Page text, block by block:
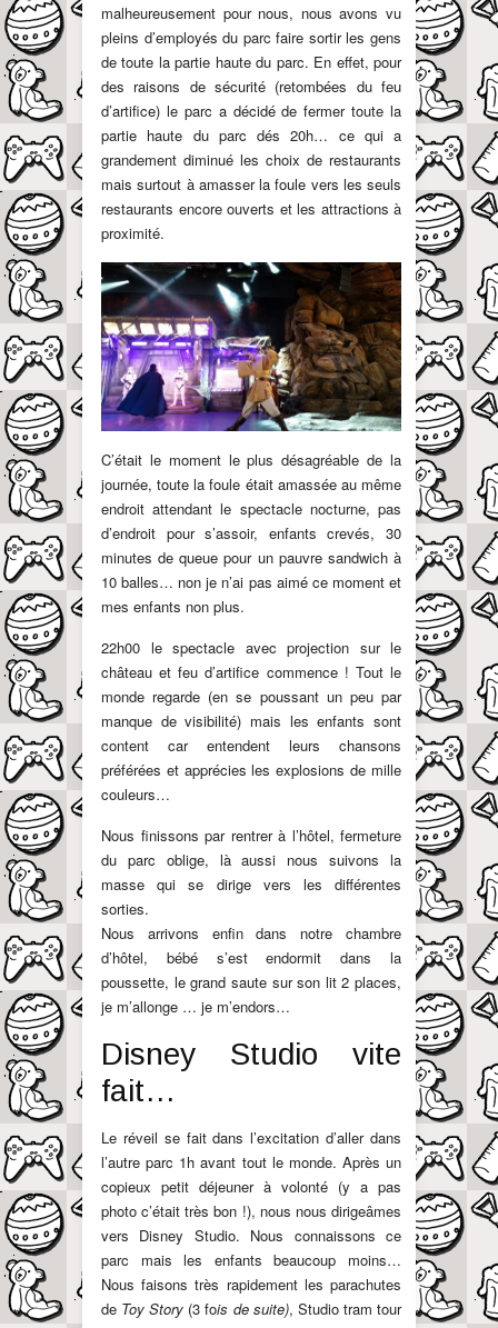
malheureusement pour nous, nous avons vu
pleins d’employés du parc faire sortir les gens
de toute la partie haute du parc. En effet, pour
des raisons de sécurité (retombées du feu
d’artifice) le parc a décidé de fermer toute la
partie haute du parc dés 20h… ce qui a
grandement diminué les choix de restaurants
mais surtout à amasser la foule vers les seuls
restaurants encore ouverts et les attractions à
proximité.
C’était le moment le plus désagréable de la
journée, toute la foule était amassée au même
endroit attendant le spectacle nocturne, pas
d’endroit pour s’assoir, enfants crevés, 30
minutes de queue pour un pauvre sandwich à
10 balles… non je n’ai pas aimé ce moment et
mes enfants non plus.
22h00 le spectacle avec projection sur le
château et feu d’artifice commence ! Tout le
monde regarde (en se poussant un peu par
manque de visibilité) mais les enfants sont
content car entendent leurs chansons
préférées et apprécies les explosions de mille
couleurs…
Nous finissons par rentrer à l’hôtel, fermeture
du parc oblige, là aussi nous suivons la
masse qui se dirige vers les différentes
sorties.
Nous arrivons enfin dans notre chambre
d’hôtel, bébé s’est endormit dans la
poussette, le grand saute sur son lit 2 places,
je m’allonge … je m’endors…
Disney Studio vite
fait…
Le réveil se fait dans l’excitation d’aller dans
l’autre parc 1h avant tout le monde. Après un
copieux petit déjeuner à volonté (y a pas
photo c’était très bon !), nous nous dirigeâmes
vers Disney Studio. Nous connaissons ce
parc mais les enfants beaucoup moins…
Nous faisons très rapidement les parachutes
de Toy Story (3 fois de suite), Studio tram tour